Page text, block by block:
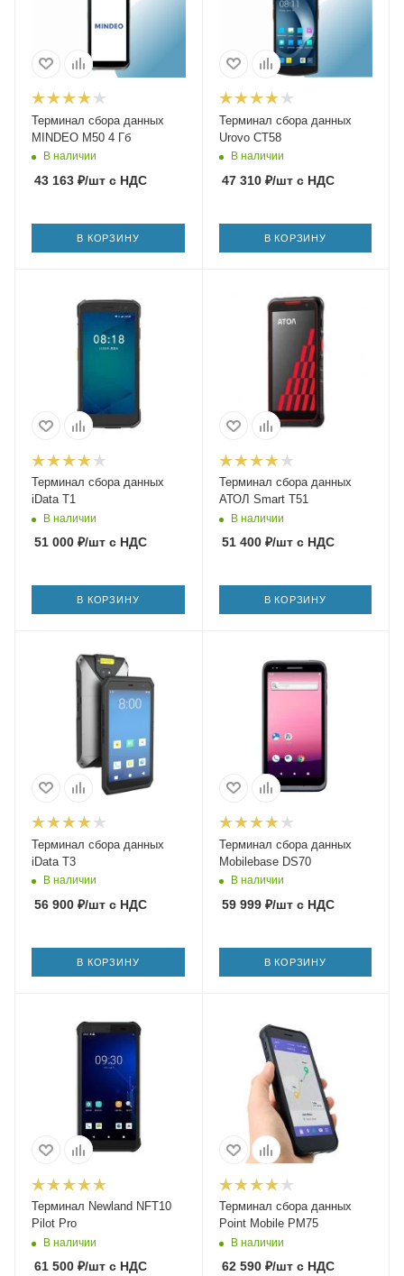
Терминал сбора данных
MINDEO M50 4 Гб
В наличии
43 163 ₽/шт с НДС
В КОРЗИНУ
Терминал сбора данных
Urovo CT58
В наличии
47 310₽/штс НДС
В КОРЗИНУ
Терминал сбора данных
iData T1
В наличии
51 000 ₽/шт с НДС
В КОРЗИНУ
Терминал сбора данных
АТОЛ Smart T51
В наличии
51 400₽/штс НДС
В КОРЗИНУ
Терминал сбора данных
iData T3
В наличии
56 900 ₽/шт с НДС
В КОРЗИНУ
Терминал сбора данных
Mobilebase DS70
В наличии
59 999₽/штс НДС
В КОРЗИНУ
Терминал Newland NFT10
Pilot Pro
В наличии
61 500 ₽/шт с НДС
Терминал сбора данных
Point Mobile PM75
В наличии
62 590₽/штс НДС